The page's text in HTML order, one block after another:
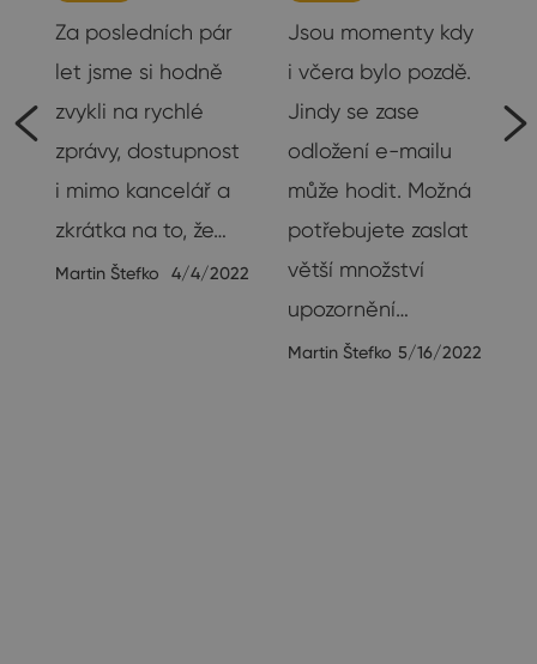
Za posledních pár
let jsme si hodně
zvykli na rychlé
zprávy, dostupnost
i mimo kancelář a
zkrátka na to, že…
Martin Štefko 4/4/2022
Jsou momenty kdy
i včera bylo pozdě.
Jindy se zase
odložení e-mailu
může hodit. Možná
potřebujete zaslat
větší množství
upozornění…
Martin Štefko 5/16/2022